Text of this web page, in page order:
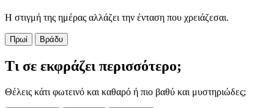
Η στιγμή της ημέρας αλλάζει την ένταση που χρειάζεσαι.
Πρωί Βράδυ
Τι σε εκφράζει περισσότερο;
Θέλεις κάτι φωτεινό και καθαρό ή πιο βαθύ και μυστηριώδες;